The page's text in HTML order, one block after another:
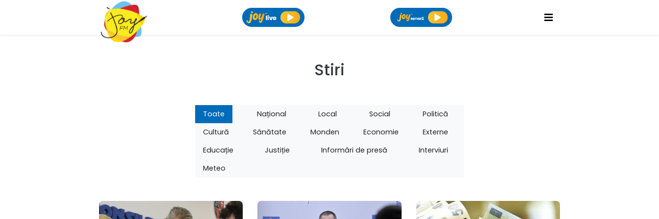
Stiri
Toate Național Local Social
Politică
Cultură
Sănătate Monden Economie
Externe
Educație
Justiție Informări de presă
Interviuri
Meteo